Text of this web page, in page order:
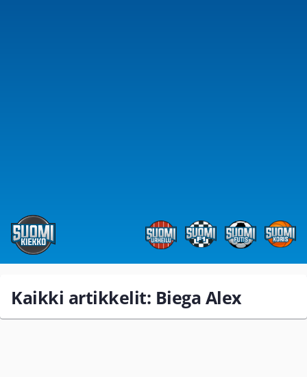
Kaikki artikkelit: Biega Alex